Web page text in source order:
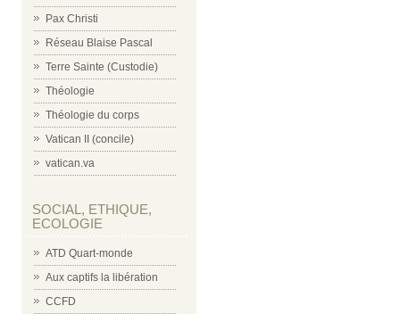
Pax Christi
Réseau Blaise Pascal
Terre Sainte (Custodie)
Théologie
Théologie du corps
Vatican II (concile)
vatican.va
SOCIAL, ETHIQUE,
ECOLOGIE
ATD Quart-monde
Aux captifs la libération
CCFD